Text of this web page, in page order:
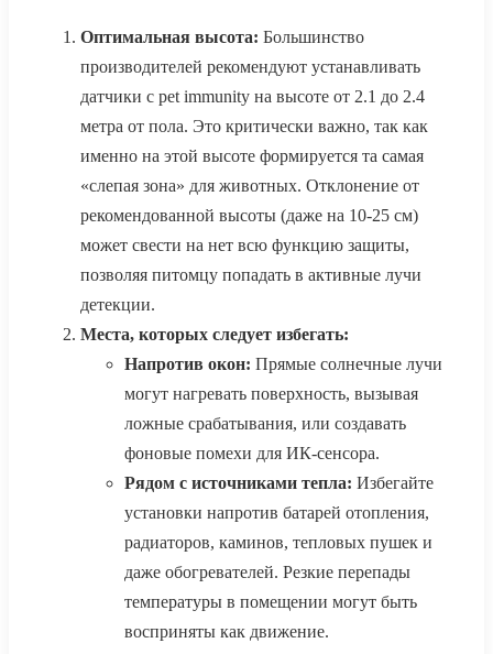
Оптимальная высота: Большинство
производителей рекомендуют устанавливать
датчики с pet immunity на высоте от 2.1 до 2.4
метра от пола. Это критически важно, так как
именно на этой высоте формируется та самая
«слепая зона» для животных. Отклонение от
рекомендованной высоты (даже на 10-25 см)
может свести на нет всю функцию защиты,
позволяя питомцу попадать в активные лучи
детекции.
Места, которых следует избегать:
Напротив окон: Прямые солнечные лучи
могут нагревать поверхность, вызывая
ложные срабатывания, или создавать
фоновые помехи для ИК-сенсора.
Рядом с источниками тепла: Избегайте
установки напротив батарей отопления,
радиаторов, каминов, тепловых пушек и
даже обогревателей. Резкие перепады
температуры в помещении могут быть
восприняты как движение.